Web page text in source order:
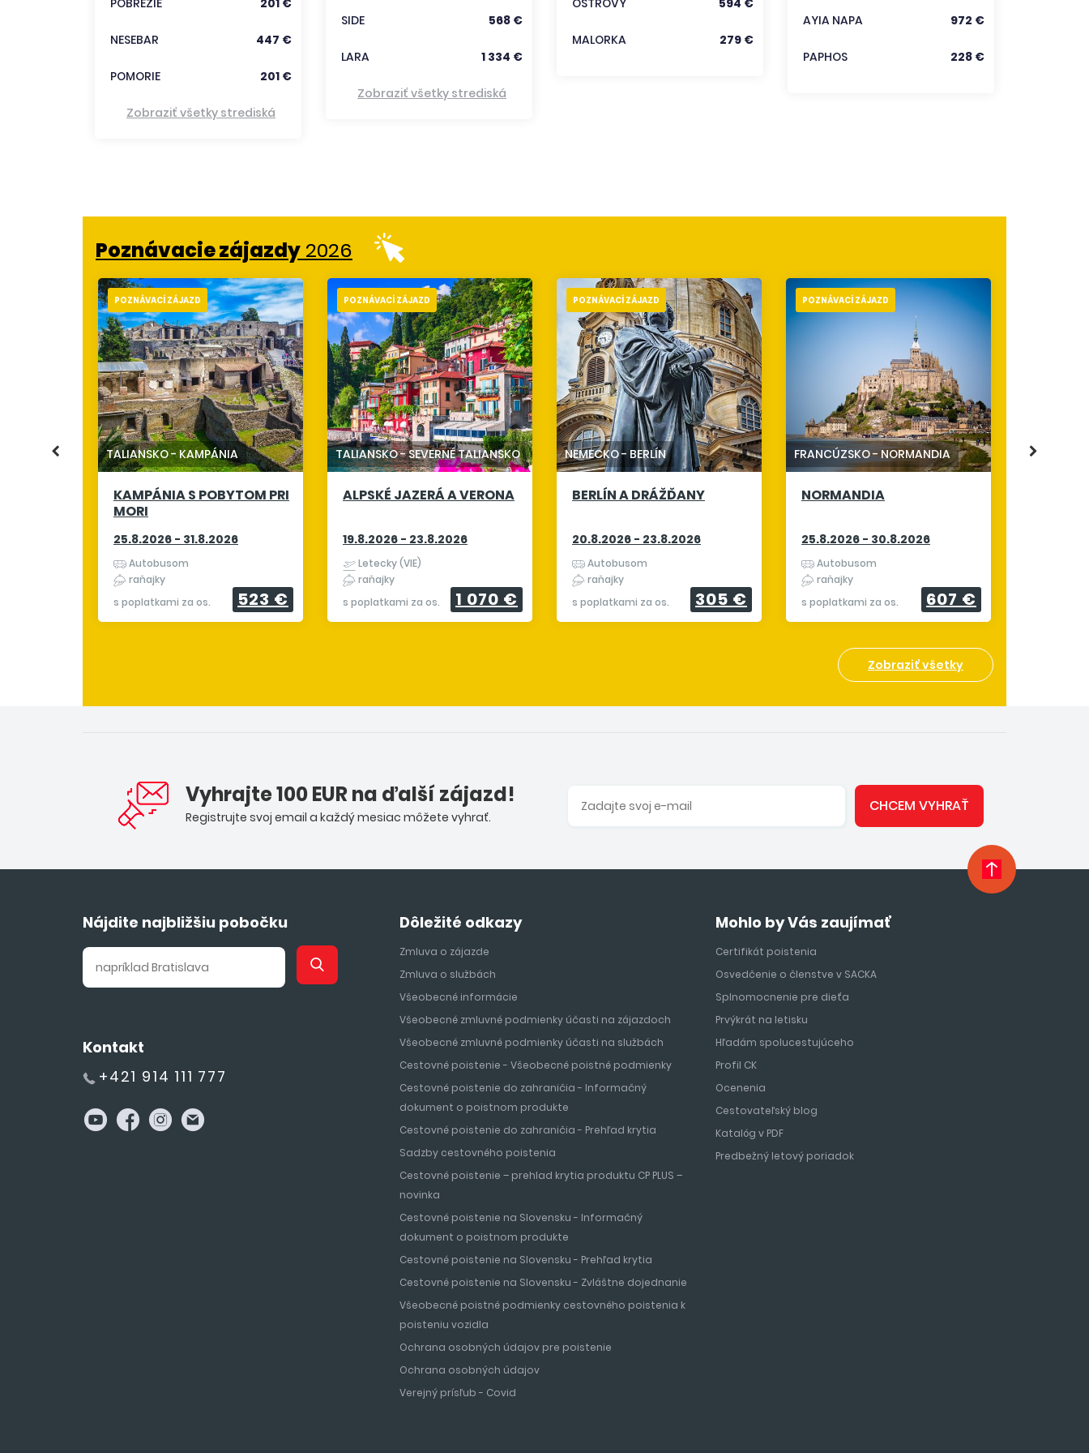
NESEBAR 447 €
POMORIE 201 €
Zobraziť všetky strediská
SIDE 568 €
LARA 1 334 €
Zobraziť všetky strediská
MALORKA 279 €
AYIA NAPA 972 €
PAPHOS 228 €
Poznávacie zájazdy 2026
POZNÁVACÍ ZÁJAZD
TALIANSKO-KAMPÁNIA
KAMPÁNIA S POBYTOM PRI
MORI
25.8.2026 - 31.8.2026
Autobusom
raňajky
s poplatkami za os.
523 €
POZNÁVACÍ ZÁJAZD
TALIANSKO-SEVERNÉ TALIANSKO
ALPSKÉ JAZERÁ A VERONA
19.8.2026 - 23.8.2026
Letecky (VIE)
raňajky
s poplatkami za os.
1 070 €
POZNÁVACÍ ZÁJAZD
NEMECKO-BERLÍN
BERLÍN A DRÁŽĎANY
20.8.2026 - 23.8.2026
Autobusom
raňajky
s poplatkami za os.
305 €
POZNÁVACÍ ZÁJAZD
FRANCÚZSKO-NORMANDIA
NORMANDIA
25.8.2026 - 30.8.2026
Autobusom
raňajky
s poplatkami za os.
607 €
Zobraziť všetky
Vyhrajte 100 EUR na ďalší zájazd!
Registrujte svoj email a každý mesiac môžete vyhrať.
CHCEM VYHRAŤ
Nájdite najbližšiu pobočku
Kontakt
+421 914 111 777
Dôležité odkazy
Zmluva o zájazde
Zmluva o službách
Všeobecné informácie
Všeobecné zmluvné podmienky účasti na zájazdoch
Všeobecné zmluvné podmienky účasti na službách
Cestovné poistenie - Všeobecné poistné podmienky
Cestovné poistenie do zahraničia - Informačný
dokument o poistnom produkte
Cestovné poistenie do zahraničia - Prehľad krytia
Sadzby cestovného poistenia
Cestovné poistenie – prehlad krytia produktu CP PLUS –
novinka
Cestovné poistenie na Slovensku - Informačný
dokument o poistnom produkte
Cestovné poistenie na Slovensku - Prehľad krytia
Cestovné poistenie na Slovensku - Zvláštne dojednanie
Všeobecné poistné podmienky cestovného poistenia k
poisteniu vozidla
Ochrana osobných údajov pre poistenie
Ochrana osobných údajov
Verejný prísľub - Covid
Mohlo by Vás zaujímať
Certifikát poistenia
Osvedčenie o členstve v SACKA
Splnomocnenie pre dieťa
Prvýkrát na letisku
Hľadám spolucestujúceho
Profil CK
Ocenenia
Cestovateľský blog
Katalóg v PDF
Predbežný letový poriadok